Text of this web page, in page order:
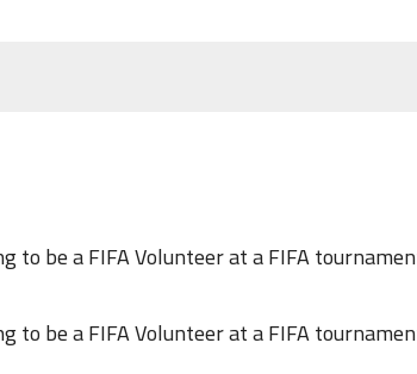
to be a FIFA Volunteer at a FIFA
to be a FIFA Volunteer at a FIFA